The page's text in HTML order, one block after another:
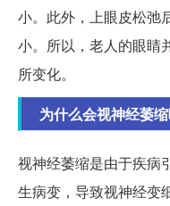
小。此外，上眼皮松弛
小。所以，老人的眼睛
所变化。
为什么会视神经萎
视神经萎缩是由于疾病
生病变，导致视神经变